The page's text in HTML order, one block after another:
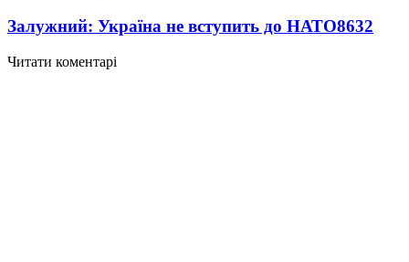
Залужний: Україна не вступить до НАТО8632
Читати коментарі